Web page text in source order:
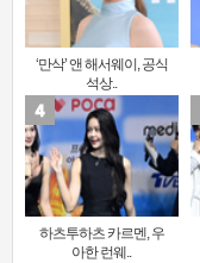
‘만삭’ 앤 해서웨이, 공식
석상..
하츠투하츠 카르멘, 우
아한 런웨..